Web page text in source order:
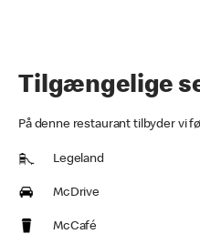
Tilgængelige
På denne restaurant tilbyder vi
Legeland
McDrive
McCafé